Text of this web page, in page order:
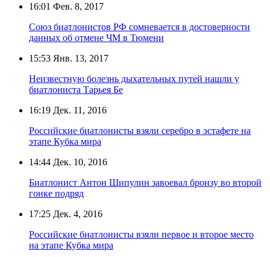
16:01 Фев. 8, 2017
Союз биатлонистов РФ сомневается в достоверности
данных об отмене ЧМ в Тюмени
15:53 Янв. 13, 2017
Неизвестную болезнь дыхательных путей нашли у
биатлониста Тарьея Бе
16:19 Дек. 11, 2016
Российские биатлонисты взяли серебро в эстафете на
этапе Кубка мира
14:44 Дек. 10, 2016
Биатлонист Антон Шипулин завоевал бронзу во второй
гонке подряд
17:25 Дек. 4, 2016
Российские биатлонисты взяли первое и второе место
на этапе Кубка мира